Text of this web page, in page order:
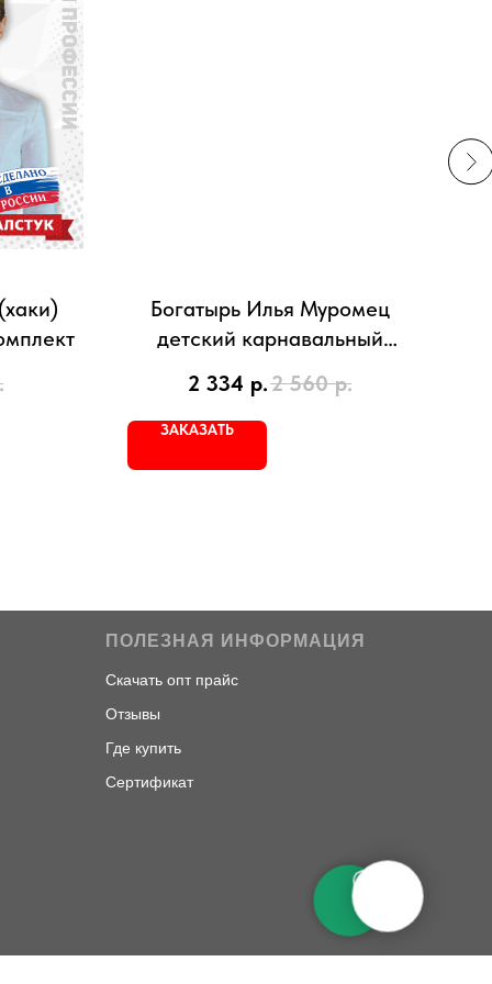
Богатырь Илья Муромец
детский карнавальный
2 334 р.2 560 р.
ЗАКАЗАТЬ
ПОЛЕЗНАЯ ИНФОРМАЦИЯ
Скачать опт прайс
Сертификат
Отзывы
Где купить